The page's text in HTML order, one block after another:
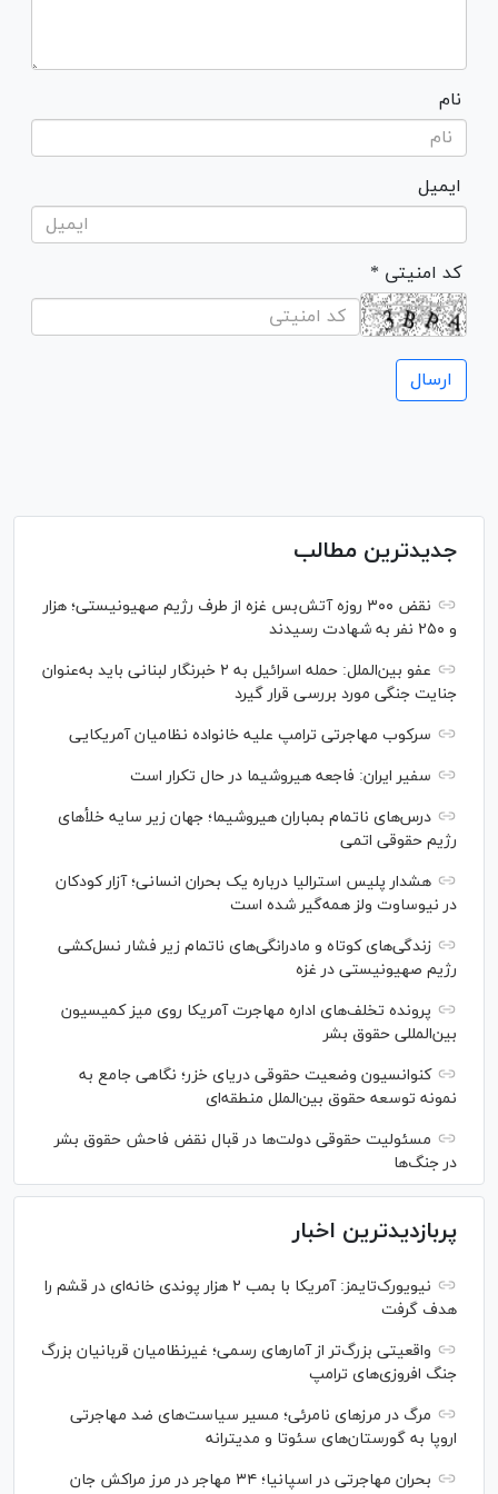
نام
ایمیل
* کد امنیتی
جدیدترین مطالب
نقض ۳۰۰ روزه آتش‌بس غزه از طرف رژیم صهیونیستی؛ هزار
و ۲۵۰ نفر به شهادت رسیدند
عفو بین‌الملل: حمله اسرائیل به ۲ خبرنگار لبنانی باید به‌عنوان
جنایت جنگی مورد بررسی قرار گیرد
سرکوب مهاجرتی ترامپ علیه خانواده نظامیان آمریکایی
سفیر ایران: فاجعه هیروشیما در حال تکرار است
درس‌های ناتمام بمباران هیروشیما؛ جهان زیر سایه خلأ‌های
رژیم حقوقی اتمی
هشدار پلیس استرالیا درباره یک بحران انسانی؛ آزار کودکان
در نیوساوت ولز همه‌گیر شده است
زندگی‌های کوتاه و مادرانگی‌های ناتمام زیر فشار نسل‌کشی
رژیم صهیونیستی در غزه
پرونده تخلف‌های اداره مهاجرت آمریکا روی میز کمیسیون
بین‌المللی حقوق بشر
کنوانسیون وضعیت حقوقی دریای خزر؛ نگاهی جامع به
نمونه توسعه حقوق بین‌الملل منطقه‌ای
مسئولیت حقوقی دولت‌ها در قبال نقض‌ فاحش حقوق بشر
در جنگ‌ها
پربازدیدترین اخبار
نیویورک‌تایمز: آمریکا با بمب ۲ هزار پوندی خانه‌ای در قشم را
هدف گرفت
واقعیتی بزرگ‌تر از آمار‌های رسمی؛ غیرنظامیان قربانیان بزرگ
جنگ افروزی‌های ترامپ
مرگ در مرز‌های نامرئی؛ مسیر سیاست‌های ضد مهاجرتی
اروپا به گورستان‌های سئوتا و مدیترانه
بحران مهاجرتی در اسپانیا؛ ۳۴ مهاجر در مرز مراکش جان